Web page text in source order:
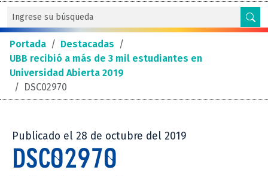
Portada / Destacadas /
UBB recibió a más de 3 mil estudiantes en
Universidad Abierta 2019
/ DSC02970
Publicado el 28 de octubre del 2019
DSC02970